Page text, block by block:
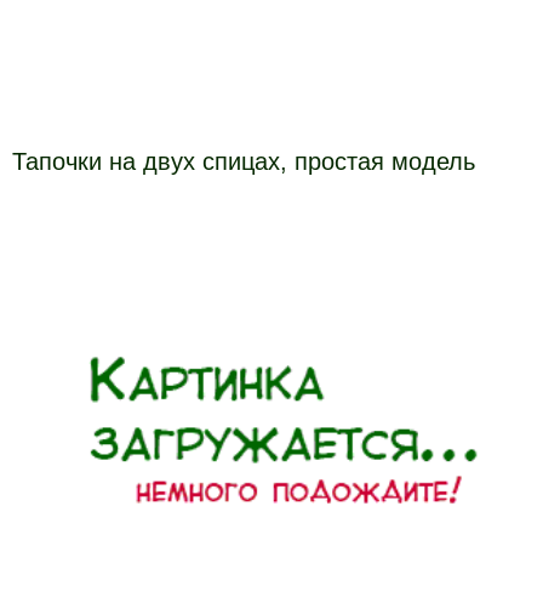
Тапочки на двух спицах, простая модель